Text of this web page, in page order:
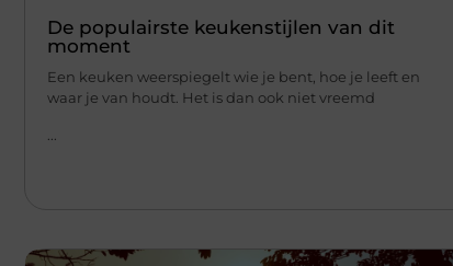
De populairste keukenstijlen van dit
moment
Een keuken weerspiegelt wie je bent, hoe je leeft en
waar je van houdt. Het is dan ook niet vreemd